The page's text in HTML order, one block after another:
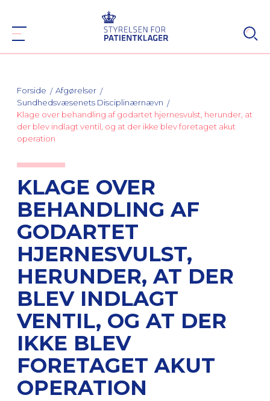
Forside
Afgørelser
Sundhedsvæsenets Disciplinærnævn
Klage over behandling af godartet hjernesvulst, herunder, at
der blev indlagt ventil, og at der ikke blev foretaget akut
operation
KLAGE OVER
BEHANDLING AF
GODARTET
HJERNESVULST,
HERUNDER, AT DER
BLEV INDLAGT
VENTIL, OG AT DER
IKKE BLEV
FORETAGET AKUT
OPERATION